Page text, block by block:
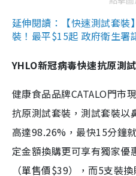
延伸閱讀：【快速測試套
裝！最平$15起 政府衛生署
YHLO新冠病毒快速抗原測
健康食品品牌CATALO門市
抗原測試套裝，測試套裝以
高達98.26%，最快15分鐘
定金額換購更可享有獨家
（單售價$39），而5支裝